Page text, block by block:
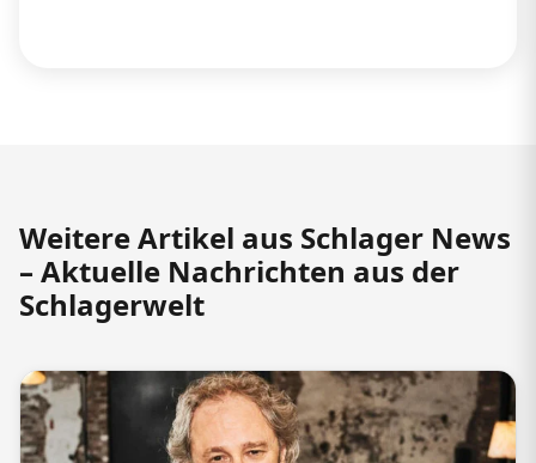
Weitere Artikel aus Schlager News
– Aktuelle Nachrichten aus der
Schlagerwelt